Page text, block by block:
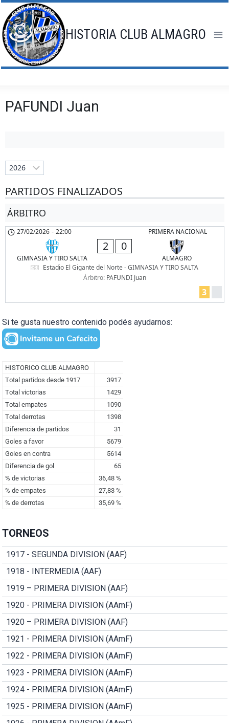
Saltar
al
contenido
HISTORIA CLUB ALMAGRO
PAFUNDI Juan
PARTIDOS FINALIZADOS
ÁRBITRO
PRIMERA NACIONAL
27/02/2026 - 22:00
GIMNASIA Y TIRO SALTA
2 0
ALMAGRO
Estadio El Gigante del Norte - GIMNASIA Y TIRO SALTA
Árbitro: PAFUNDI Juan
3
Si te gusta nuestro contenido podés ayudarnos:
TORNEOS
1917 - SEGUNDA DIVISION (AAF)
1918 - INTERMEDIA (AAF)
1919 – PRIMERA DIVISION (AAF)
1920 - PRIMERA DIVISION (AAmF)
1920 – PRIMERA DIVISION (AAF)
1921 - PRIMERA DIVISION (AAmF)
1922 - PRIMERA DIVISION (AAmF)
1923 - PRIMERA DIVISION (AAmF)
1924 - PRIMERA DIVISION (AAmF)
1925 - PRIMERA DIVISION (AAmF)